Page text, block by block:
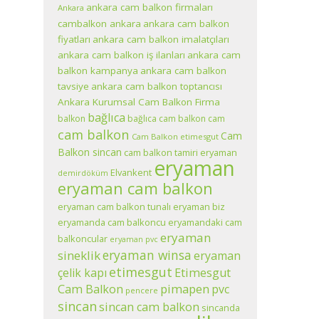
Ankara ankara cam balkon firmaları
cambalkon ankara ankara cam balkon
fiyatları ankara cam balkon imalatçıları
ankara cam balkon iş ilanları ankara cam
balkon kampanya ankara cam balkon
tavsiye ankara cam balkon toptancısı
Ankara Kurumsal Cam Balkon Firma
balkon bağlıca bağlıca cam balkon cam
cam balkon Cam Balkon etimesgut Cam
Balkon sincan cam balkon tamiri eryaman
demirdöküm Elvankent eryaman
eryaman cam balkon
eryaman cam balkon tunalı eryaman biz
eryamanda cam balkoncu eryamandaki cam
balkoncular eryaman pvc eryaman
sineklikeryaman winsa eryaman
çelik kapı etimesgut Etimesgut
Cam Balkon pencere pimapen pvc
sincansincan cam balkon sincanda